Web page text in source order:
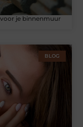
je binnenmuur
BLOG